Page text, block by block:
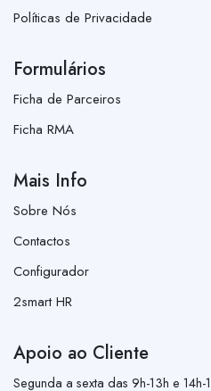
Políticas de Privacidade
Formulários
Ficha de Parceiros
Ficha RMA
Mais Info
Sobre Nós
Contactos
Configurador
2smart HR
Apoio ao Cliente
Segunda a sexta das 9h-13h e 14h-